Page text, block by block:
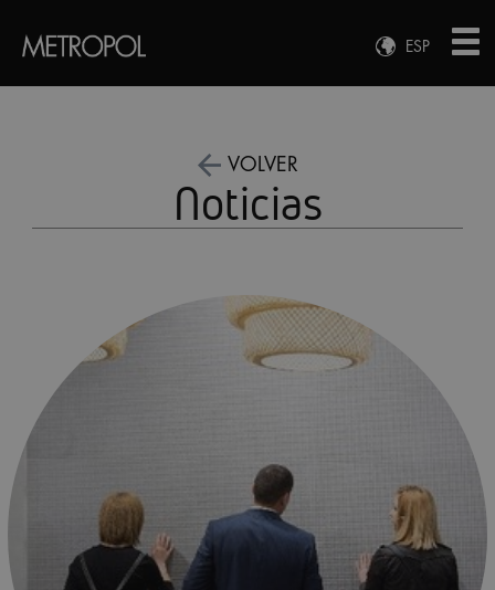
ESP
ENG
VOLVER
Noticias